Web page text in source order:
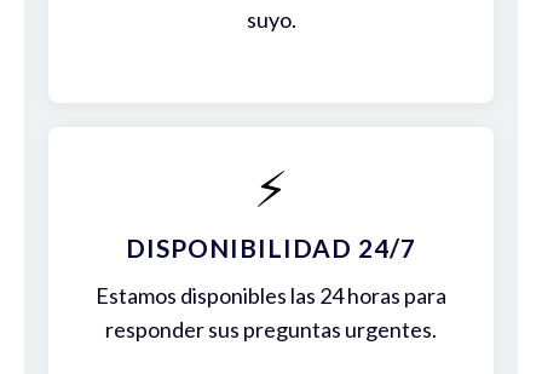
suyo.
⚡
DISPONIBILIDAD 24/7
Estamos disponibles las 24 horas para
responder sus preguntas urgentes.